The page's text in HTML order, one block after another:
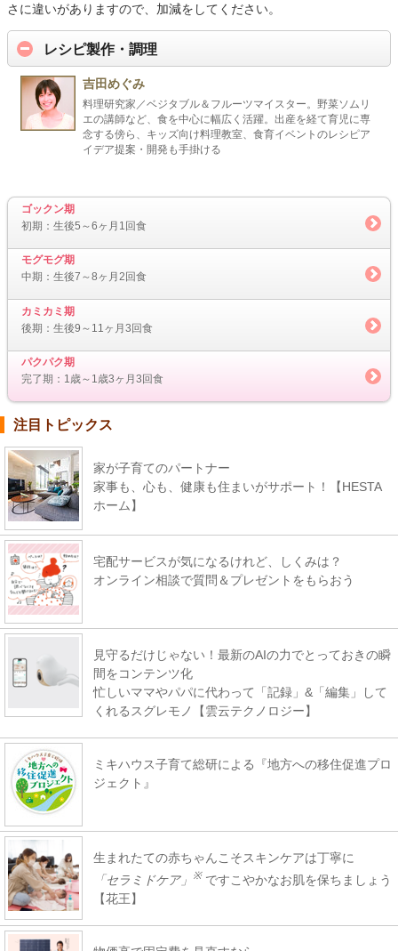
さに違いがありますので、加減をしてください。
レシピ製作・調理
吉田めぐみ
料理研究家／ベジタブル＆フルーツマイスター。野菜ソムリ
エの講師など、食を中心に幅広く活躍。出産を経て育児に専
念する傍ら、キッズ向け料理教室、食育イベントのレシピア
イデア提案・開発も手掛ける
ゴックン期
初期：生後5～6ヶ月1回食
モグモグ期
中期：生後7～8ヶ月2回食
カミカミ期
後期：生後9～11ヶ月3回食
パクパク期
完了期：1歳～1歳3ヶ月3回食
注目トピックス
家が子育てのパートナー
家事も、心も、健康も住まいがサポート！【HESTA
ホーム】
宅配サービスが気になるけれど、しくみは？
オンライン相談で質問＆プレゼントをもらおう
見守るだけじゃない！最新のAIの力でとっておきの瞬
間をコンテンツ化
忙しいママやパパに代わって「記録」&「編集」して
くれるスグレモノ【雲云テクノロジー】
ミキハウス子育て総研による『地方への移住促進プロ
ジェクト』
生まれたての赤ちゃんこそスキンケアは丁寧に
「セラミドケア」
※ ですこやかなお肌を保ちましょう
【花王】